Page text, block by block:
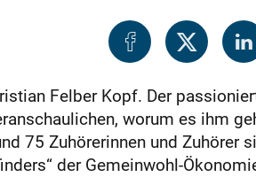
Felber Kopf. Der
worum es ihm
75 Zuhörerinnen und
der Gemeinwohl-